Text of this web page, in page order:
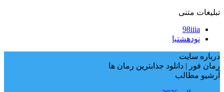
تبلیغات متنی
98iiia
نودهشتیا
درباره سایت
رمان فور | دانلود جذابترین رمان ها
آرشیو مطالب